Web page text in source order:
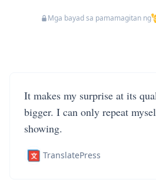
Mga bayad sa pamamagitan ng
It makes my surprise at its
bigger. I can only repeat
showing.
TranslatePress